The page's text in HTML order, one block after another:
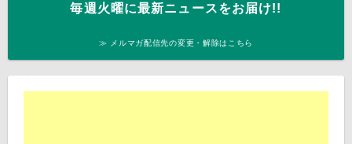
毎週火曜に最新ニュースをお届け!!
≫ メルマガ配信先の変更・解除はこちら